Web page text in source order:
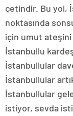
çetindir. Bu yol,
noktasında
için umut
İstanbullu
İstanbullular
İstanbullular
İstanbullular
istiyor, sevda